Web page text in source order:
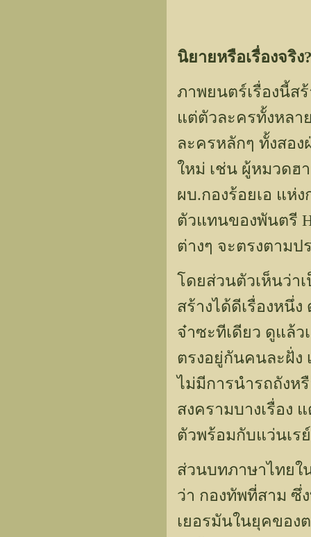
นิยายหรือเรื่องจริง
ภาพยนตร์เรื่องนี้สร้
แต่ตัวละครทั้งหลา
ละครหลักๆ ทั้งสอ
ใหม่ เช่น ผู้หมวดฮ
ผบ.กองร้อยเอ แห่
ตัวแทนของพันตรี
ต่างๆ จะตรงตาม
โดยส่วนตัวเห็นว่า
สร้างได้ดีเรื่องหนึ่
จ๋าซะทีเดียว ดูแล้
ตรงอยู่กันคนละฝั่ง
ไม่มีการนำรถถังห
สงครามบางเรื่อง
ตัวพร้อมกับแว่นเร
ส่วนบทภาษาไทยใ
ว่า กองทัพที่สาม ซึ่
เยอรมันในยุคของ